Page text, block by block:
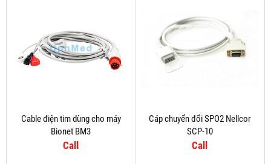
Cable điện tim dùng cho máy
Bionet BM3
Call
Cáp chuyển đổi SPO2 Nellcor
SCP-10
Call